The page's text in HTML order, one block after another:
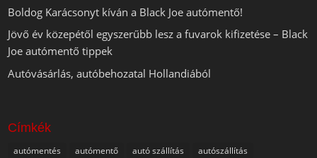
Boldog Karácsonyt kíván a Black Joe autómentő!
Jövő év közepétől egyszerűbb lesz a fuvarok kifizetése – Black
Joe autómentő tippek
Autóvásárlás, autóbehozatal Hollandiából
Címkék
autómentés autómentő autó szállítás
autószállítás